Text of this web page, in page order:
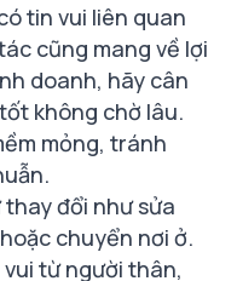
tin vui liên quan
cũng mang về lợi
doanh, hãy cân
không chờ lâu.
mỏng, tránh
thay đổi như sửa
chuyển nơi ở.
từ người thân,